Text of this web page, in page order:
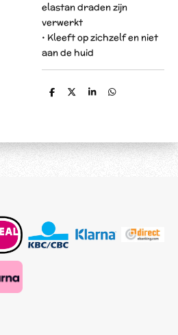
elastan draden zijn
verwerkt
• Kleeft op zichzelf en niet
aan de huid
D
D
S
D